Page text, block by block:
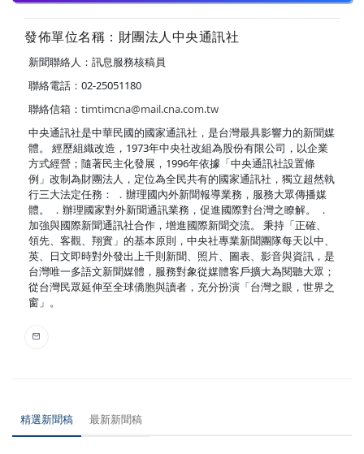
發佈單位名稱：財團法人中央通訊社
新聞聯絡人：訊息服務核稿員
聯絡電話：02-25051180
聯絡信箱： timtimcna@mail.cna.com.tw
中央通訊社是中華民國的國家通訊社，是台灣最具影響力的新聞媒
體。 經歷組織改造，1973年中央社改組為股份有限公司，以企業
方式經營；隨著民主化發展，1996年依據「中央通訊社設置條
例」改制為財團法人，定位為全民共有的國家通訊社，獨立超然執
行三大法定任務： ．辦理國內外新聞報導業務，服務大眾傳播媒
體。 ．辦理國家對外新聞通訊業務，促進國際對台灣之瞭解。 ．
加強與國際新聞通訊社合作，增進國際新聞交流。 秉持「正確、
領先、客觀、翔實」的基本原則，中央社專業新聞團隊每天以中、
英、日文即時對外發出上千則新聞、照片、圖表、影音與資訊，是
台灣唯一多語文新聞媒體，服務對象從媒體客戶擴大為閱聽大眾；
從台灣民眾延伸至全球僑胞與讀者，充分扮演「台灣之眼，世界之
窗」。
精選新聞稿 最新新聞稿